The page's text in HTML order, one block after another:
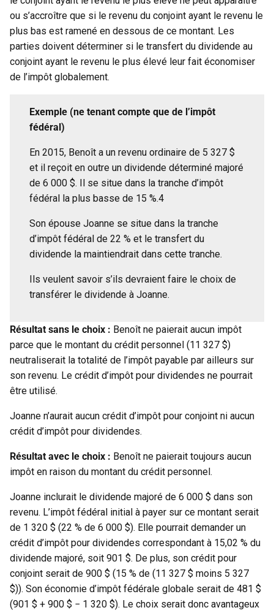
ou s’accroître que si le revenu du conjoint ayant le revenu le
plus bas est ramené en dessous de ce montant. Les
parties doivent déterminer si le transfert du dividende au
conjoint ayant le revenu le plus élevé leur fait économiser
de l’impôt globalement.
Exemple (ne tenant compte que de l’impôt
fédéral)
En 2015, Benoît a un revenu ordinaire de 5 327 $
et il reçoit en outre un dividende déterminé majoré
de 6 000 $. Il se situe dans la tranche d’impôt
fédéral la plus basse de 15 %.4
Son épouse Joanne se situe dans la tranche
d’impôt fédéral de 22 % et le transfert du
dividende la maintiendrait dans cette tranche.
Ils veulent savoir s’ils devraient faire le choix de
transférer le dividende à Joanne.
Résultat sans le choix : Benoît ne paierait aucun impôt
parce que le montant du crédit personnel (11 327 $)
neutraliserait la totalité de l’impôt payable par ailleurs sur
son revenu. Le crédit d’impôt pour dividendes ne pourrait
être utilisé.
Joanne n’aurait aucun crédit d’impôt pour conjoint ni aucun
crédit d’impôt pour dividendes.
Résultat avec le choix : Benoît ne paierait toujours aucun
impôt en raison du montant du crédit personnel.
Joanne inclurait le dividende majoré de 6 000 $ dans son
revenu. L’impôt fédéral initial à payer sur ce montant serait
de 1 320 $ (22 % de 6 000 $). Elle pourrait demander un
crédit d’impôt pour dividendes correspondant à 15,02 % du
dividende majoré, soit 901 $. De plus, son crédit pour
conjoint serait de 900 $ (15 % de (11 327 $ moins 5 327
$)). Son économie d’impôt fédérale globale serait de 481 $
(901 $ + 900 $ − 1 320 $). Le choix serait donc avantageux